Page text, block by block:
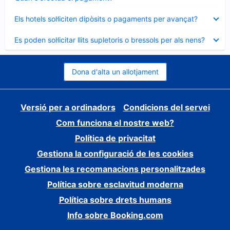
Els hotels sol·liciten dipòsits o pagaments per avançat?
tancat
Es poden sol·licitar llits supletoris o bressols per als nens?
tancat
Dona d'alta un allotjament
Versió per a ordinadors
Condicions del servei
Com funciona el nostre web?
Política de privacitat
Gestiona la configuració de les cookies
Gestiona les recomanacions personalitzades
Política sobre esclavitud moderna
Política sobre drets humans
Info sobre Booking.com